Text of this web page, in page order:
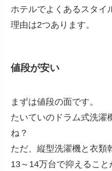
ホテルでよくあるスタイ
理由は2つあります。
値段が安い
まずは値段の面です。
たいていのドラム式洗濯
ね？
ただ、縦型洗濯機と衣類
13～14万台で抑えること